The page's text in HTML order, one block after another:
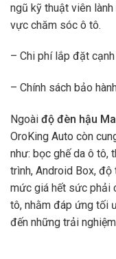
ngũ kỹ thuật viên
vực chăm sóc ô tô.
– Chi phí lắp đặt cạnh
– Chính sách bảo
Ngoài độ đèn hậu
OroKing Auto còn
như: bọc ghế da ô tô,
trình, Android Box,
mức giá hết sức phải
tô, nhằm đáp ứng tối
đến những trải